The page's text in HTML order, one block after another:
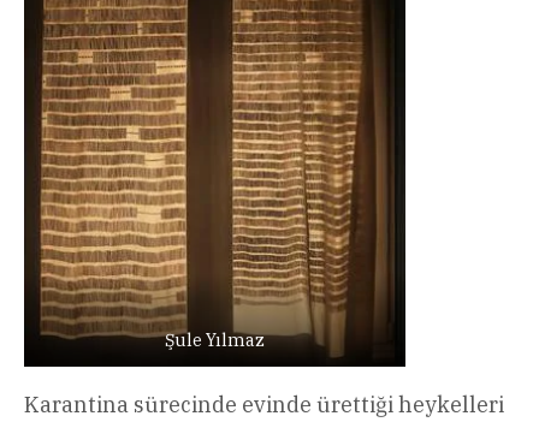
Şule Yılmaz
Karantina sürecinde evinde ürettiği heykelleri